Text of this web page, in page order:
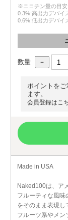
※ニコチン量の目安
0.3%:高出力デバイ
0.6%:低出力デバイ
数量
ポイントを
ます。
会員登録はこ
Made in USA
Naked100は、ア
フルーティな風味
をそのまま表現し
フルーツ系やメン